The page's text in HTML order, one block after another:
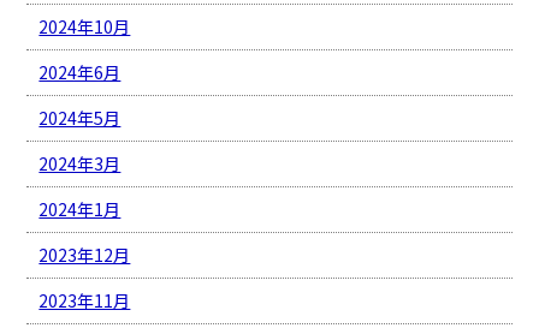
2024年10月
2024年6月
2024年5月
2024年3月
2024年1月
2023年12月
2023年11月